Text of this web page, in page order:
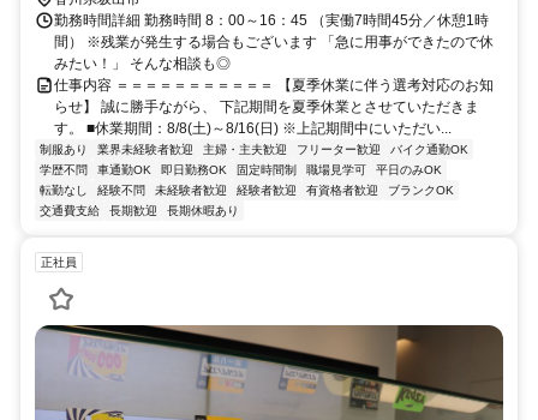
勤務時間詳細 勤務時間 8：00～16：45 （実働7時間45分／休憩1時
間） ※残業が発生する場合もございます 「急に用事ができたので休
みたい！」 そんな相談も◎
仕事内容 ＝＝＝＝＝＝＝＝＝＝＝ 【夏季休業に伴う選考対応のお知
らせ】 誠に勝手ながら、 下記期間を夏季休業とさせていただきま
す。 ■休業期間：8/8(土)～8/16(日) ※上記期間中にいただい...
制服あり 業界未経験者歓迎 主婦・主夫歓迎 フリーター歓迎
バイク通勤OK
学歴不問
車通勤OK 即日勤務OK 固定時間制 職場見学可
平日のみOK
転勤なし
経験不問 未経験者歓迎 経験者歓迎 有資格者歓迎
ブランクOK
交通費支給
長期歓迎 長期休暇あり
正社員